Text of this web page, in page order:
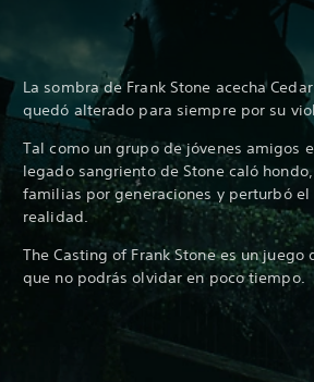
La sombra de Frank Stone acecha
quedó alterado para siempre por su
Tal como un grupo de jóvenes amigos
legado sangriento de Stone caló
familias por generaciones y perturbó
realidad.
The Casting of Frank Stone es un
que no podrás olvidar en poco tiempo.